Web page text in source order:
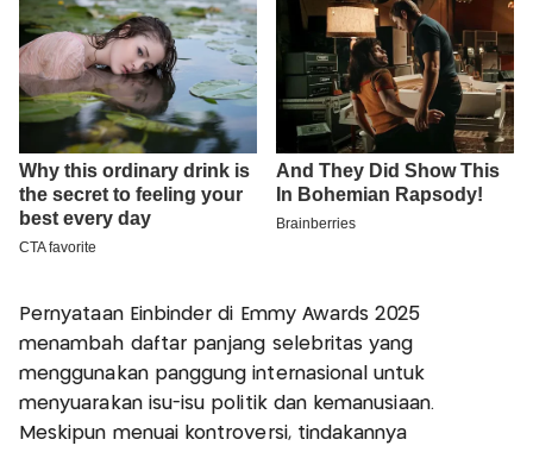
Pernyataan Einbinder di Emmy Awards 2025
menambah daftar panjang selebritas yang
menggunakan panggung internasional untuk
menyuarakan isu-isu politik dan kemanusiaan.
Meskipun menuai kontroversi, tindakannya